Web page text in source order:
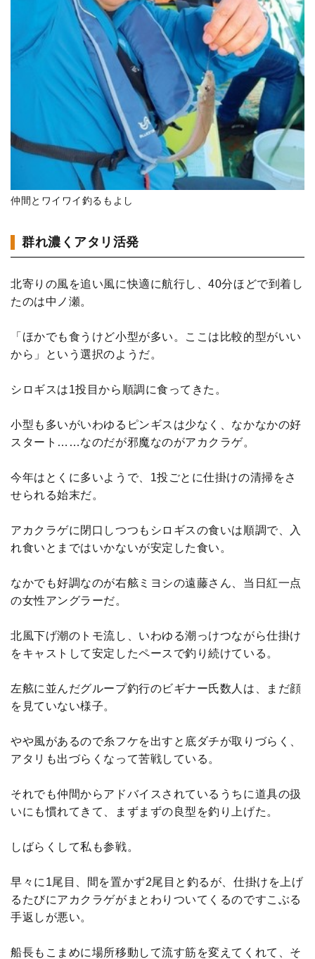
仲間とワイワイ釣るもよし
群れ濃くアタリ活発
北寄りの風を追い風に快適に航行し、40分ほどで到着し
たのは中ノ瀬。
「ほかでも食うけど小型が多い。ここは比較的型がいい
から」という選択のようだ。
シロギスは1投目から順調に食ってきた。
小型も多いがいわゆるピンギスは少なく、なかなかの好
スタート……なのだが邪魔なのがアカクラゲ。
今年はとくに多いようで、1投ごとに仕掛けの清掃をさ
せられる始末だ。
アカクラゲに閉口しつつもシロギスの食いは順調で、入
れ食いとまではいかないが安定した食い。
なかでも好調なのが右舷ミヨシの遠藤さん、当日紅一点
の女性アングラーだ。
北風下げ潮のトモ流し、いわゆる潮っけつながら仕掛け
をキャストして安定したペースで釣り続けている。
左舷に並んだグループ釣行のビギナー氏数人は、まだ顔
を見ていない様子。
やや風があるので糸フケを出すと底ダチが取りづらく、
アタリも出づらくなって苦戦している。
それでも仲間からアドバイスされているうちに道具の扱
いにも慣れてきて、まずまずの良型を釣り上げた。
しばらくして私も参戦。
早々に1尾目、間を置かず2尾目と釣るが、仕掛けを上げ
るたびにアカクラゲがまとわりついてくるのですこぶる
手返しが悪い。
船長もこまめに場所移動して流す筋を変えてくれて、そ